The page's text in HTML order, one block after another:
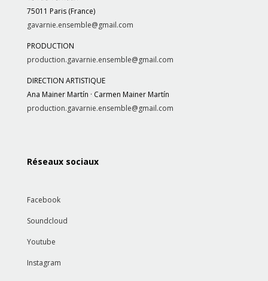
75011 Paris (France)
gavarnie.ensemble@gmail.com
PRODUCTION
production.gavarnie.ensemble@gmail.com
DIRECTION ARTISTIQUE
Ana Mainer Martín · Carmen Mainer Martín
production.gavarnie.ensemble@gmail.com
Réseaux sociaux
Facebook
Soundcloud
Youtube
Instagram